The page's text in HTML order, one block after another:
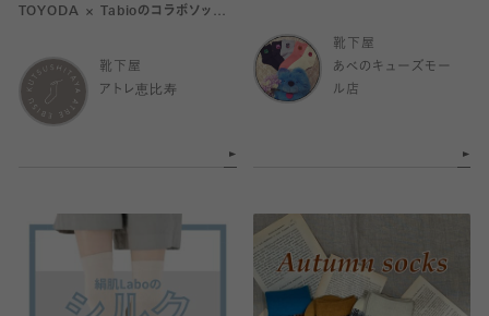
TOYODA × Tabioのコラボソック
靴下屋
アトレ恵比寿
靴下屋
あべのキューズモー
ル店